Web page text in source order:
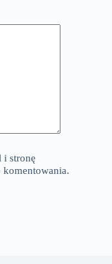
i stronę
komentowania.